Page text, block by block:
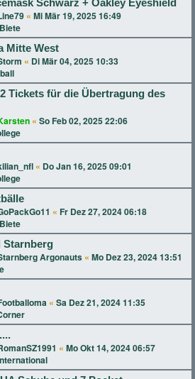
Schwarz + Oakley Eyeshield
« Mi Mär 19, 2025 16:49
Mitte West
« Di Mär 04, 2025 10:33
Tickets für die Übertragung des
« So Feb 02, 2025 22:06
« Do Jan 16, 2025 09:01
« Fr Dez 27, 2024 06:18
Starnberg
Argonauts « Mo Dez 23, 2024 13:51
« Sa Dez 21, 2024 11:35
« Mo Okt 14, 2024 06:57